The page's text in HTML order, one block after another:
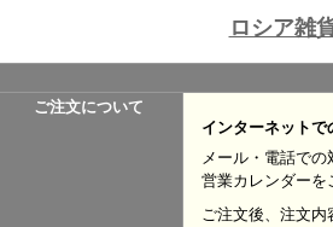
ロシア雑
ご注文について
インターネットで
メール・電話での
営業カレンダーを
ご注文後、注文内